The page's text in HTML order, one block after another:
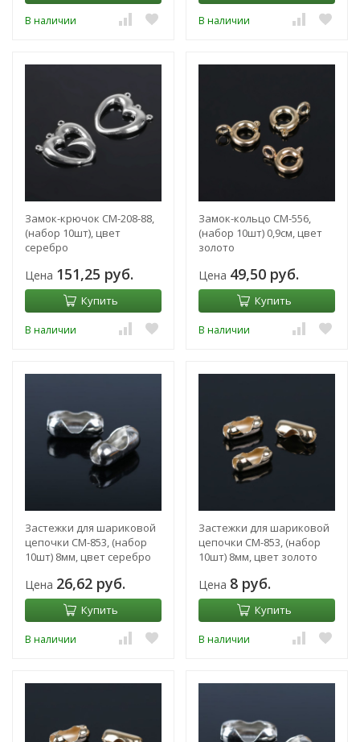
В наличии В наличии
Замок-крючок СМ-208-88,
(набор 10шт), цвет
серебро
Цена 151,25 руб.
Купить
В наличии
Замок-кольцо СМ-556,
(набор 10шт) 0,9см, цвет
золото
Цена 49,50 руб.
Купить
В наличии
Застежки для шариковой
цепочки СМ-853, (набор
10шт) 8мм, цвет серебро
Цена 26,62 руб.
Купить
В наличии
Застежки для шариковой
цепочки СМ-853, (набор
10шт) 8мм, цвет золото
Цена 8 руб.
Купить
В наличии